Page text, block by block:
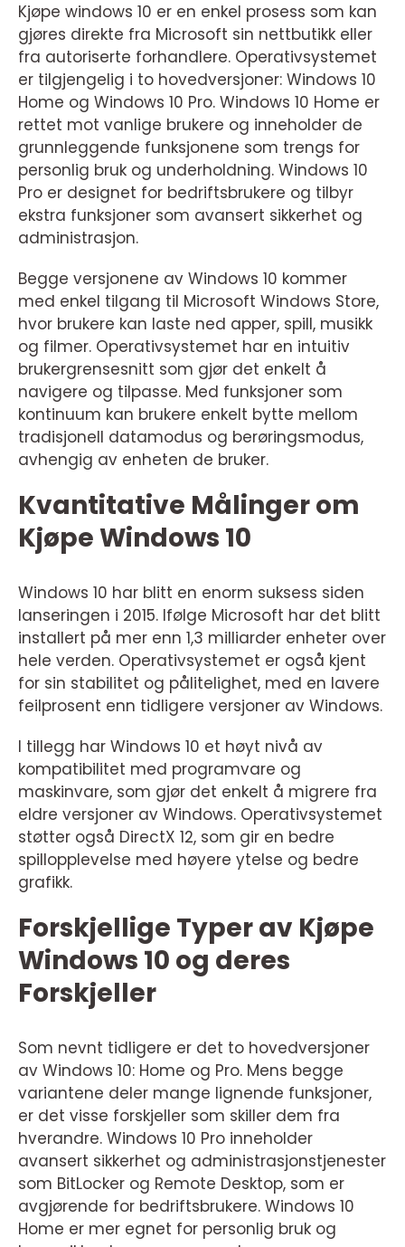
Kjøpe windows 10 er en enkel prosess som kan
gjøres direkte fra Microsoft sin nettbutikk eller
fra autoriserte forhandlere. Operativsystemet
er tilgjengelig i to hovedversjoner: Windows 10
Home og Windows 10 Pro. Windows 10 Home er
rettet mot vanlige brukere og inneholder de
grunnleggende funksjonene som trengs for
personlig bruk og underholdning. Windows 10
Pro er designet for bedriftsbrukere og tilbyr
ekstra funksjoner som avansert sikkerhet og
administrasjon.
Begge versjonene av Windows 10 kommer
med enkel tilgang til Microsoft Windows Store,
hvor brukere kan laste ned apper, spill, musikk
og filmer. Operativsystemet har en intuitiv
brukergrensesnitt som gjør det enkelt å
navigere og tilpasse. Med funksjoner som
kontinuum kan brukere enkelt bytte mellom
tradisjonell datamodus og berøringsmodus,
avhengig av enheten de bruker.
Kvantitative Målinger om
Kjøpe Windows 10
Windows 10 har blitt en enorm suksess siden
lanseringen i 2015. Ifølge Microsoft har det blitt
installert på mer enn 1,3 milliarder enheter over
hele verden. Operativsystemet er også kjent
for sin stabilitet og pålitelighet, med en lavere
feilprosent enn tidligere versjoner av Windows.
I tillegg har Windows 10 et høyt nivå av
kompatibilitet med programvare og
maskinvare, som gjør det enkelt å migrere fra
eldre versjoner av Windows. Operativsystemet
støtter også DirectX 12, som gir en bedre
spillopplevelse med høyere ytelse og bedre
grafikk.
Forskjellige Typer av Kjøpe
Windows 10 og deres
Forskjeller
Som nevnt tidligere er det to hovedversjoner
av Windows 10: Home og Pro. Mens begge
variantene deler mange lignende funksjoner,
er det visse forskjeller som skiller dem fra
hverandre. Windows 10 Pro inneholder
avansert sikkerhet og administrasjonstjenester
som BitLocker og Remote Desktop, som er
avgjørende for bedriftsbrukere. Windows 10
Home er mer egnet for personlig bruk og